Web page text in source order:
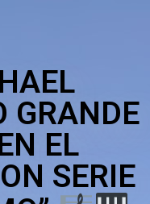
GRANDE
EL
SERIE